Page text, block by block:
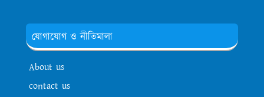
যোগাযোগ ও নীতিমালা
About us
contact us